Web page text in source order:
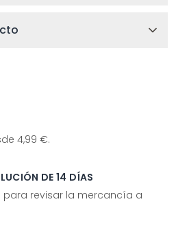
4,99 €.
DE 14 DÍAS
para revisar la mercancía a